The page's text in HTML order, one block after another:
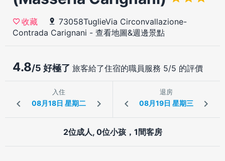
收藏
73058TuglieVia Circonvallazione-
Contrada Carignani - 查看地圖&週邊景點
4.8/5 好極了 旅客給了住宿的職員服務 5/5 的評價
入住 退房
2位成人, 0位小孩，1間客房